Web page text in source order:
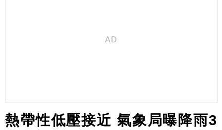
熱帶性低壓接近 氣象局曝降雨3